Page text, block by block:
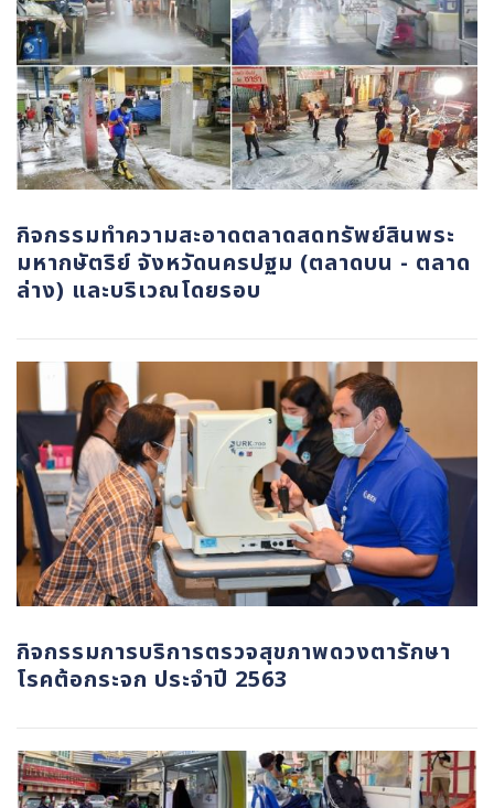
กิจกรรมทำความสะอาดตลาดสดทรัพย์สินพระ
มหากษัตริย์ จังหวัดนครปฐม (ตลาดบน - ตลาด
ล่าง) และบริเวณโดยรอบ
กิจกรรมการบริการตรวจสุขภาพดวงตารักษา
โรคต้อกระจก ประจำปี 2563